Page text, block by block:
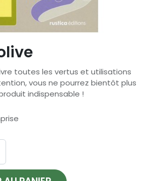
toutes les vertus et utilisations
vous ne pourrez bientôt plus
indispensable !